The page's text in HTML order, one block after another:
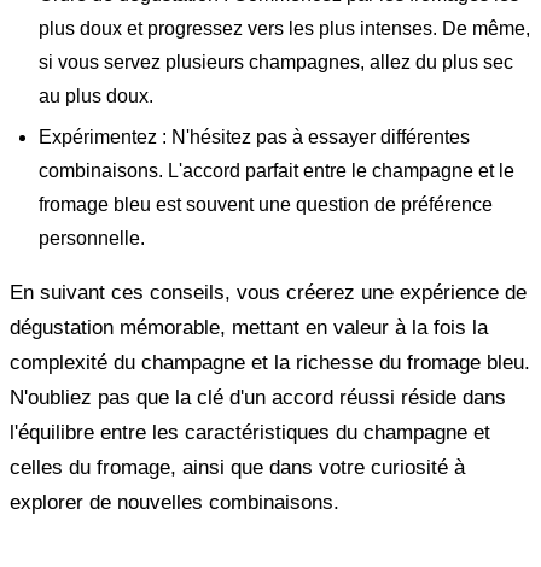
plus doux et progressez vers les plus intenses. De même,
si vous servez plusieurs champagnes, allez du plus sec
au plus doux.
Expérimentez : N'hésitez pas à essayer différentes
combinaisons. L'accord parfait entre le champagne et le
fromage bleu est souvent une question de préférence
personnelle.
En suivant ces conseils, vous créerez une expérience de
dégustation mémorable, mettant en valeur à la fois la
complexité du champagne et la richesse du fromage bleu.
N'oubliez pas que la clé d'un accord réussi réside dans
l'équilibre entre les caractéristiques du champagne et
celles du fromage, ainsi que dans votre curiosité à
explorer de nouvelles combinaisons.